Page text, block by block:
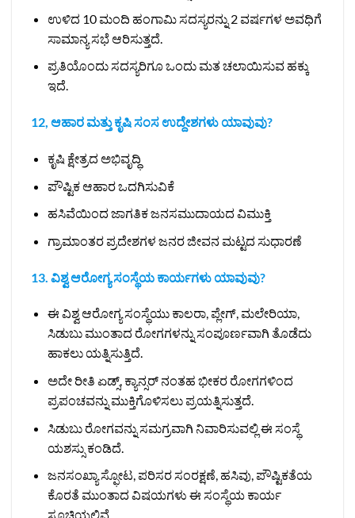
ಉಳಿದ 10 ಮಂದಿ ಹಂಗಾಮಿ ಸದಸ್ಯರನ್ನು 2 ವರ್ಷಗಳ ಅವಧಿಗೆ
ಸಾಮಾನ್ಯ ಸಭೆ ಆರಿಸುತ್ತದೆ.
ಪ್ರತಿಯೊಂದು ಸದಸ್ಯರಿಗೂ ಒಂದು ಮತ ಚಲಾಯಿಸುವ ಹಕ್ಕು
ಇದೆ.
12, ಆಹಾರ ಮತ್ತು ಕೃಷಿ ಸಂಸ ಉದ್ದೇಶಗಳು ಯಾವುವು?
ಕೃಷಿ ಕ್ಷೇತ್ರದ ಅಭಿವೃದ್ಧಿ
ಪೌಷ್ಟಿಕ ಆಹಾರ ಒದಗಿಸುವಿಕೆ
ಹಸಿವೆಯಿಂದ ಜಾಗತಿಕ ಜನಸಮುದಾಯದ ವಿಮುಕ್ತಿ
ಗ್ರಾಮಾಂತರ ಪ್ರದೇಶಗಳ ಜನರ ಜೀವನ ಮಟ್ಟದ ಸುಧಾರಣೆ
13. ವಿಶ್ವ ಆರೋಗ್ಯ ಸಂಸ್ಥೆಯ ಕಾರ್ಯಗಳು ಯಾವುವು?
ಈ ವಿಶ್ವ ಆರೋಗ್ಯ ಸಂಸ್ಥೆಯು ಕಾಲರಾ, ಪ್ಲೇಗ್, ಮಲೇರಿಯಾ,
ಸಿಡುಬು ಮುಂತಾದ ರೋಗಗಳನ್ನು ಸಂಪೂರ್ಣವಾಗಿ ತೊಡೆದು
ಹಾಕಲು ಯತ್ನಿಸುತ್ತಿದೆ.
ಅದೇ ರೀತಿ ಏಡ್ಸ್, ಕ್ಯಾನ್ಸರ್‌ ನಂತಹ ಭೀಕರ ರೋಗಗಳಿಂದ
ಪ್ರಪಂಚವನ್ನು ಮುಕ್ತಿಗೊಳಿಸಲು ಪ್ರಯತ್ನಿಸುತ್ತದೆ.
ಸಿಡುಬು ರೋಗವನ್ನು ಸಮಗ್ರವಾಗಿ ನಿವಾರಿಸುವಲ್ಲಿ ಈ ಸಂಸ್ಥೆ
ಯಶಸ್ಸು ಕಂಡಿದೆ.
ಜನಸಂಖ್ಯಾ ಸ್ಫೋಟ, ಪರಿಸರ ಸಂರಕ್ಷಣೆ, ಹಸಿವು, ಪೌಷ್ಟಿಕತೆಯ
ಕೊರತೆ ಮುಂತಾದ ವಿಷಯಗಳು ಈ ಸಂಸ್ಥೆಯ ಕಾರ್ಯ
ಸೂಚಿಯಲ್ಲಿವೆ.